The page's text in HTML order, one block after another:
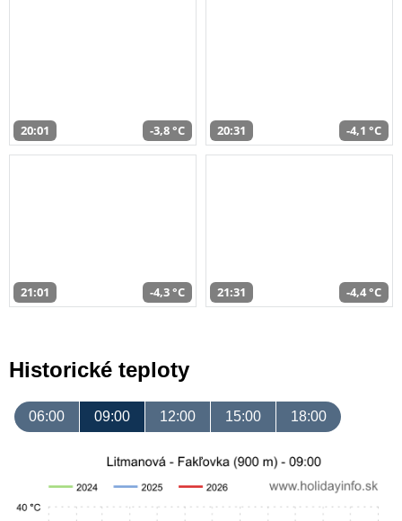
20:01 -3,8 °C 20:31 -4,1 °C
21:01 -4,3 °C 21:31 -4,4 °C
Historické teploty
06:00 09:00 12:00 15:00 18:00